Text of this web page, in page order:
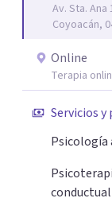
límites
desafíos de la
un privilegio
con mayor
Av. Sta.
Coyoacán,
Online
Terapia
Servicios y
Psicología